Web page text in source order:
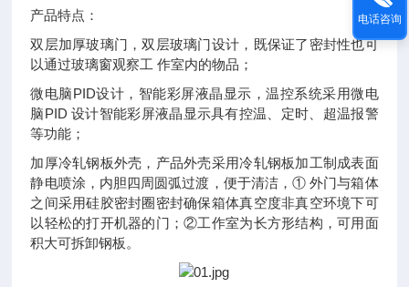
产品特点：
双层加厚玻璃门，双层玻璃门设计，既保证了密封性也可
以通过玻璃窗观察工 作室内的物品；
微电脑PID设计，智能彩屏液晶显示，温控系统采用微电
脑PID 设计智能彩屏液晶显示具有控温、定时、超温报警
等功能；
加厚冷轧钢板外壳，产品外壳采用冷轧钢板加工制成表面
静电喷涂，内胆四周圆弧过渡，便于清洁，① 外门与箱体
之间采用硅胶密封圈密封确保箱体真空度非真空环境下可
以轻松的打开机器的门；②工作室为长方形结构，可用面
积大可拆卸钢板。
电话咨询